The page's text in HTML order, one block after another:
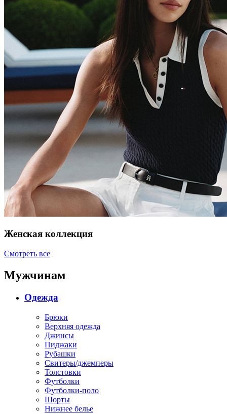
Женская коллекция
Смотреть все
Мужчинам
Одежда
Брюки
Верхняя одежда
Джинсы
Пиджаки
Рубашки
Свитеры/джемперы
Толстовки
Футболки
Футболки-поло
Шорты
Нижнее белье